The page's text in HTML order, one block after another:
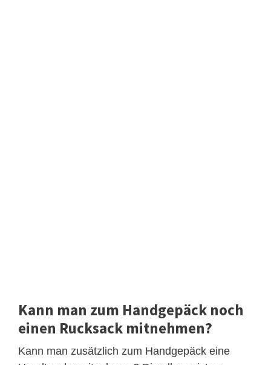
Kann man zum Handgepäck noch
einen Rucksack mitnehmen?
Kann man zusätzlich zum Handgepäck eine